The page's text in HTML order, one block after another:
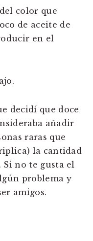
color que
de aceite de
en el
decidí que doce
añadir
raras que
la cantidad
no te gusta el
problema y
amigos.